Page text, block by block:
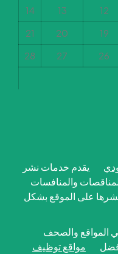
12
13
14
19
20
21
26
27
28
يقدم خدمات نشر
والمنافسات
على الموقع بشكل
المواقع والصحف
مواقع توظيف